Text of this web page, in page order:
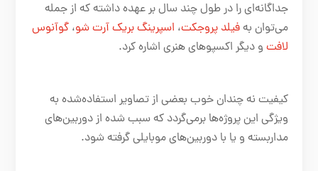
جداگانه‌ای را در طول چند سال بر عهده داشته که از جمله
می‌توان بهفیلد پروجکت، اسپرینگ بریک آرت شو،گوآنوس
لافت و دیگر اکسپوهای هنری اشاره کرد.
کیفیت نه چندان خوب بعضی از تصاویر استفاده‌شده به
ویژگی این پروژه‌ها برمی‌گردد که سبب شده از دوربین‌های
مداربسته و یا با دوربین‌های موبایلی گرفته شود.